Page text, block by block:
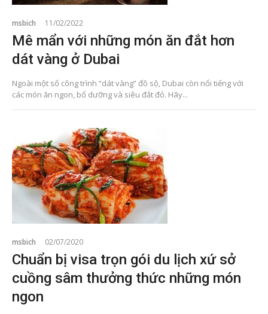
msbich 11/02/2022
Mê mẩn với những món ăn đắt hơn
dát vàng ở Dubai
Ngoài một số công trình “dát vàng” đồ sộ, Dubai còn nổi tiếng với
các món ăn ngon, bổ dưỡng và siêu đắt đỏ. Hãy...
msbich 02/07/2020
Chuẩn bị visa trọn gói du lịch xứ sở
cuồng sâm thưởng thức những món
ngon